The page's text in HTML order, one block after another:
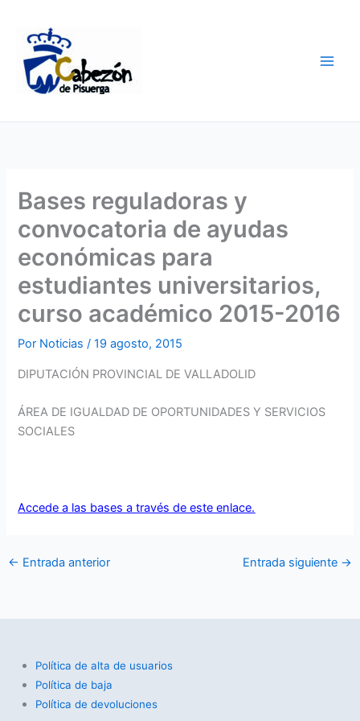
contenido
Bases reguladoras y
convocatoria de ayudas
económicas para
estudiantes universitarios,
curso académico 2015-2016
Por Noticias/19 agosto, 2015
DIPUTACIÓN PROVINCIAL DE VALLADOLID
ÁREA DE IGUALDAD DE OPORTUNIDADES Y SERVICIOS
SOCIALES
Accede a las bases a través de este enlace.
← Entrada anterior Entrada siguiente →
Política de alta de usuarios
Política de baja
Política de devoluciones